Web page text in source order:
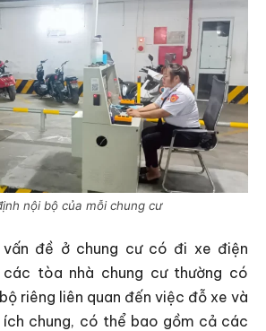
nội bộ của mỗi chung cư
đề ở chung cư có đi xe điện
tòa nhà chung cư thường có
riêng liên quan đến việc đỗ xe và
ích chung, có thể bao gồm cả các